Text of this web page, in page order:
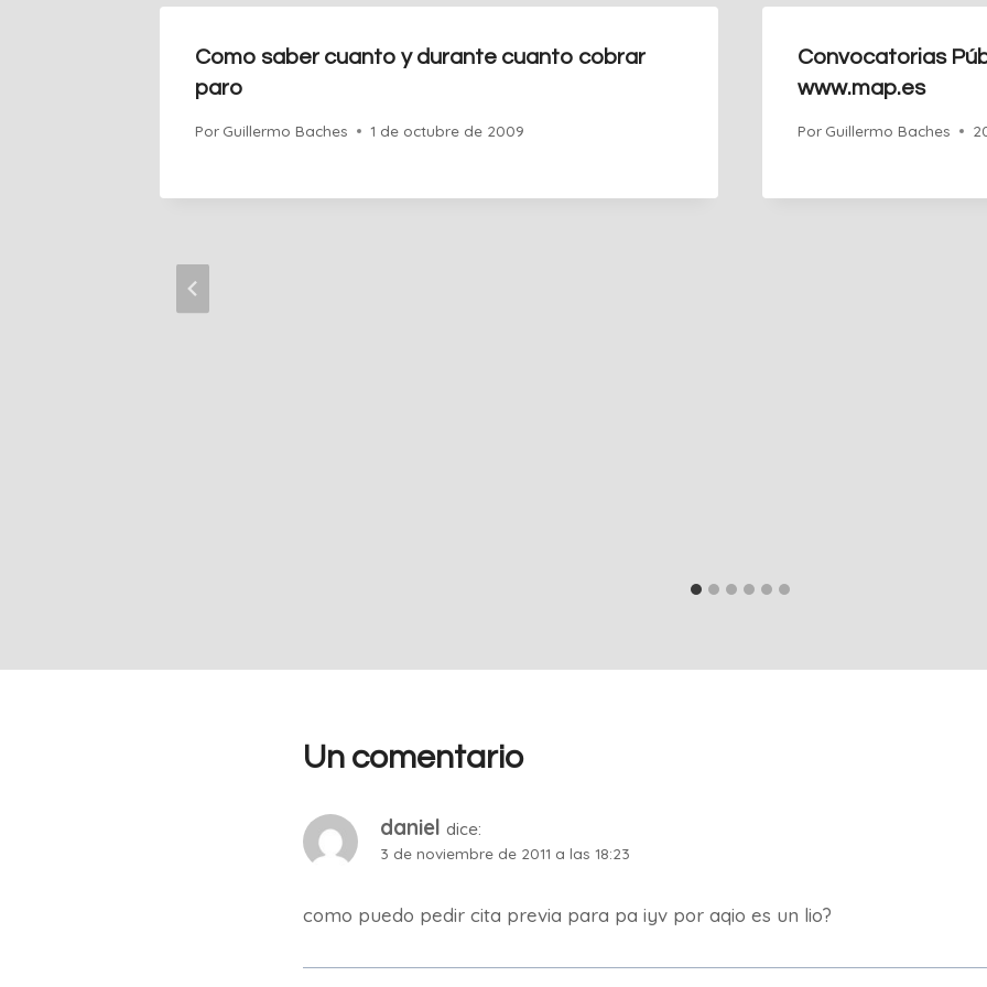
Como saber cuanto y durante cuanto cobrar
paro
Por Guillermo Baches 1 de octubre de 2009
Convocatorias
www.map.es
Por Guillermo Baches
Un comentario
daniel dice:
3 de noviembre de 2011 a las 18:23
como puedo pedir cita previa para pa iyv por aqio es un lio?